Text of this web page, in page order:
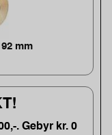
mm
. Gebyr kr. 0